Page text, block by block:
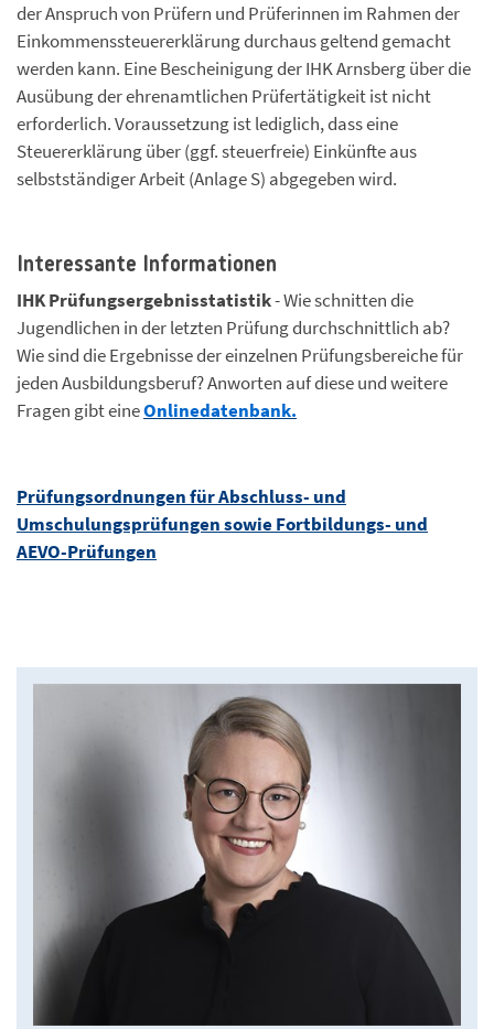
der Anspruch von Prüfern und Prüferinnen im Rahmen der
Einkommenssteuererklärung durchaus geltend gemacht
werden kann. Eine Bescheinigung der IHK Arnsberg über die
Ausübung der ehrenamtlichen Prüfertätigkeit ist nicht
erforderlich. Voraussetzung ist lediglich, dass eine
Steuererklärung über (ggf. steuerfreie) Einkünfte aus
selbstständiger Arbeit (Anlage S) abgegeben wird.
Interessante Informationen
IHK Prüfungsergebnisstatistik- Wie schnitten die
Jugendlichen in der letzten Prüfung durchschnittlich ab?
Wie sind die Ergebnisse der einzelnen Prüfungsbereiche für
jeden Ausbildungsberuf? Anworten auf diese und weitere
Fragen gibt eineOnlinedatenbank.
Prüfungsordnungen für Abschluss- und
Umschulungsprüfungen sowie Fortbildungs- und
AEVO-Prüfungen